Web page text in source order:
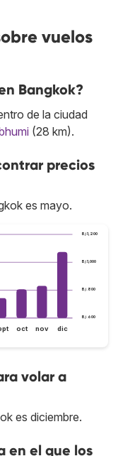
vuelos
Bangkok?
de la ciudad
(28 km).
precios
es mayo.
B/.600
B/.800
B/.1,000
B/.1,200
oct nov dic
volar a
es diciembre.
en el que los